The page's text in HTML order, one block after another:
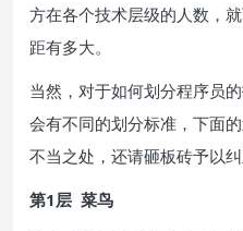
方在各个技术层级的人数，
距有多大。
当然，对于如何划分程序员
会有不同的划分标准，下面
不当之处，还请砸板砖予以纠
第1层 菜鸟